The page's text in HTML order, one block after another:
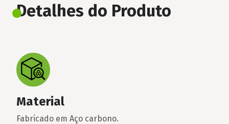
Detalhes do Produto
Material
Fabricado em Aço carbono.